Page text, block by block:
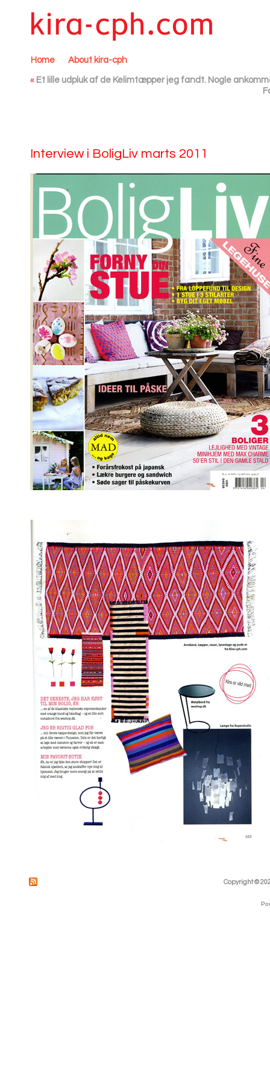
Home About kira-cph
« Et lille udpluk af de Kelimtæpper jeg fandt. Nogle
Interview i BoligLiv marts 2011
Copyright ©